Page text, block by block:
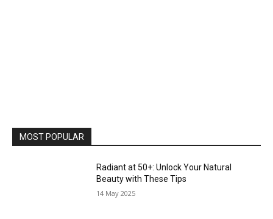
MOST POPULAR
Radiant at 50+: Unlock Your Natural
Beauty with These Tips
14 May 2025